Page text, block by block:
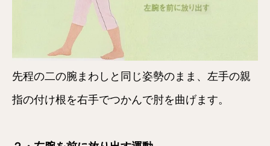
先程の二の腕まわしと同じ姿勢のまま、左手の親
指の付け根を右手でつかんで肘を曲げます。